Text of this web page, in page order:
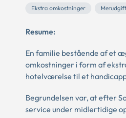
Ekstra omkostninger
Resume:
En familie bestående af et
omkostninger i form af
hotelværelse til et
Begrundelsen var, at efter
service under midlertidige